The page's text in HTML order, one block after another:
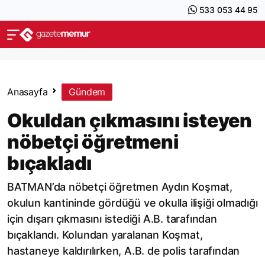
533 053 44 95
Anasayfa Gündem
Okuldan çıkmasını isteyen
nöbetçi öğretmeni
bıçakladı
BATMAN’da nöbetçi öğretmen Aydın Koşmat,
okulun kantininde gördüğü ve okulla ilişiği olmadığı
için dışarı çıkmasını istediği A.B. tarafından
bıçaklandı. Kolundan yaralanan Koşmat,
hastaneye kaldırılırken, A.B. de polis tarafından